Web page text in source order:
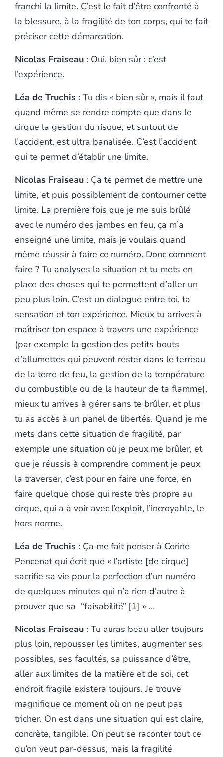
franchi la limite. C’est le fait d’être confronté à
la blessure, à la fragilité de ton corps, qui te fait
préciser cette démarcation.
Nicolas Fraiseau : Oui, bien sûr : c’est
l’expérience.
Léa de Truchis : Tu dis « bien sûr », mais il faut
quand même se rendre compte que dans le
cirque la gestion du risque, et surtout de
l’accident, est ultra banalisée. C’est l’accident
qui te permet d’établir une limite.
Nicolas Fraiseau : Ça te permet de mettre une
limite, et puis possiblement de contourner cette
limite. La première fois que je me suis brûlé
avec le numéro des jambes en feu, ça m’a
enseigné une limite, mais je voulais quand
même réussir à faire ce numéro. Donc comment
faire ? Tu analyses la situation et tu mets en
place des choses qui te permettent d’aller un
peu plus loin. C’est un dialogue entre toi, ta
sensation et ton expérience. Mieux tu arrives à
maîtriser ton espace à travers une expérience
(par exemple la gestion des petits bouts
d’allumettes qui peuvent rester dans le terreau
de la terre de feu, la gestion de la température
du combustible ou de la hauteur de ta flamme),
mieux tu arrives à gérer sans te brûler, et plus
tu as accès à un panel de libertés. Quand je me
mets dans cette situation de fragilité, par
exemple une situation où je peux me brûler, et
que je réussis à comprendre comment je peux
la traverser, c’est pour en faire une force, en
faire quelque chose qui reste très propre au
cirque, qui a à voir avec l’exploit, l’incroyable, le
hors norme.
Léa de Truchis : Ça me fait penser à Corine
Pencenat qui écrit que « l’artiste [de cirque]
sacrifie sa vie pour la perfection d’un numéro
de quelques minutes qui n’a rien d’autre à
prouver que sa “faisabilité” 1 » …
Nicolas Fraiseau : Tu auras beau aller toujours
plus loin, repousser les limites, augmenter ses
possibles, ses facultés, sa puissance d’être,
aller aux limites de la matière et de soi, cet
endroit fragile existera toujours. Je trouve
magnifique ce moment où on ne peut pas
tricher. On est dans une situation qui est claire,
concrète, tangible. On peut se raconter tout ce
qu’on veut par-dessus, mais la fragilité